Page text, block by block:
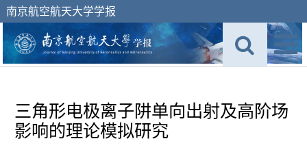
南京航空航天大学学报
三角形电极离子阱单向出射及高阶场
影响的理论模拟研究